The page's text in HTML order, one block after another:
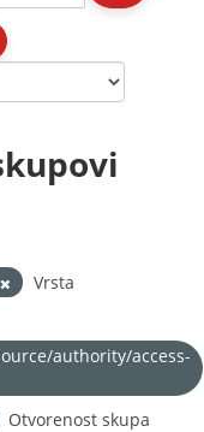
Vrsta
authority/access-
Otvorenost skupa